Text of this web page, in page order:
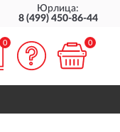
ПО ВСЕЙ РОССИИ
Юрлица:
8 (499) 450-86-44
0 0